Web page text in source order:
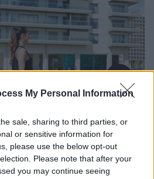
My Personal Information
sale, sharing to third parties, or
or sensitive information for
please use the below opt-out
Please note that after your
you may continue seeing
Daugiau nuotraukų (1)